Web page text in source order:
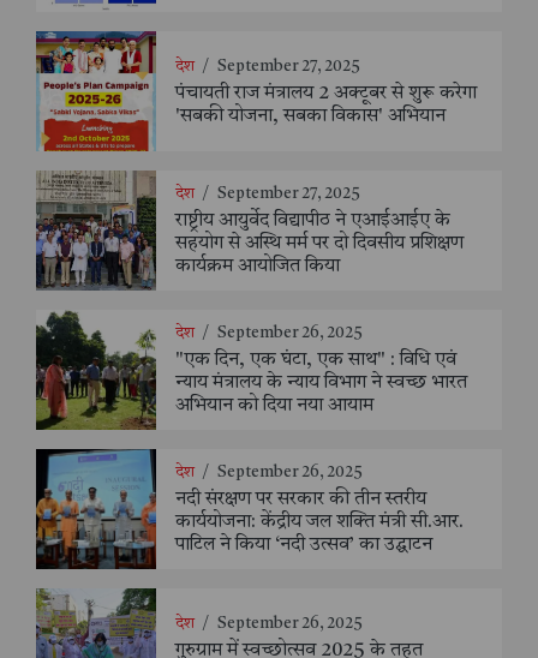
देश / September 27, 2025
पंचायती राज मंत्रालय 2 अक्टूबर से शुरू करेगा
'सबकी योजना, सबका विकास' अभियान
देश / September 27, 2025
राष्ट्रीय आयुर्वेद विद्यापीठ ने एआईआईए के
सहयोग से अस्थि मर्म पर दो दिवसीय प्रशिक्षण
कार्यक्रम आयोजित किया
देश / September 26, 2025
"एक दिन, एक घंटा, एक साथ" : विधि एवं
न्याय मंत्रालय के न्याय विभाग ने स्वच्छ भारत
अभियान को दिया नया आयाम
देश / September 26, 2025
नदी संरक्षण पर सरकार की तीन स्तरीय
कार्ययोजना: केंद्रीय जल शक्ति मंत्री सी.आर.
पाटिल ने किया ‘नदी उत्सव’ का उद्घाटन
देश / September 26, 2025
गुरुग्राम में स्वच्छोत्सव 2025 के तहत